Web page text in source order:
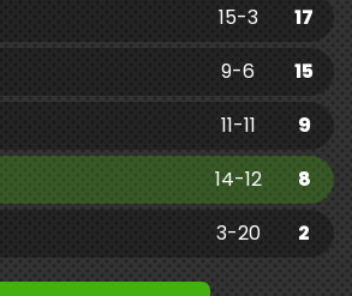
15-3
17
9-6
15
11-11
9
14-12
8
3-20 2